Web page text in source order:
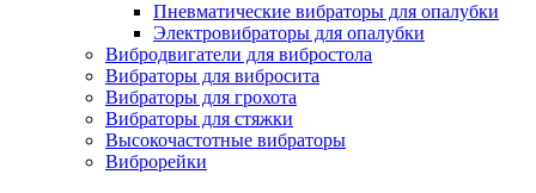
Пневматические вибраторы для опалубки
Электровибраторы для опалубки
Вибродвигатели для вибростола
Вибраторы для вибросита
Вибраторы для грохота
Вибраторы для стяжки
Высокочастотные вибраторы
Виброрейки